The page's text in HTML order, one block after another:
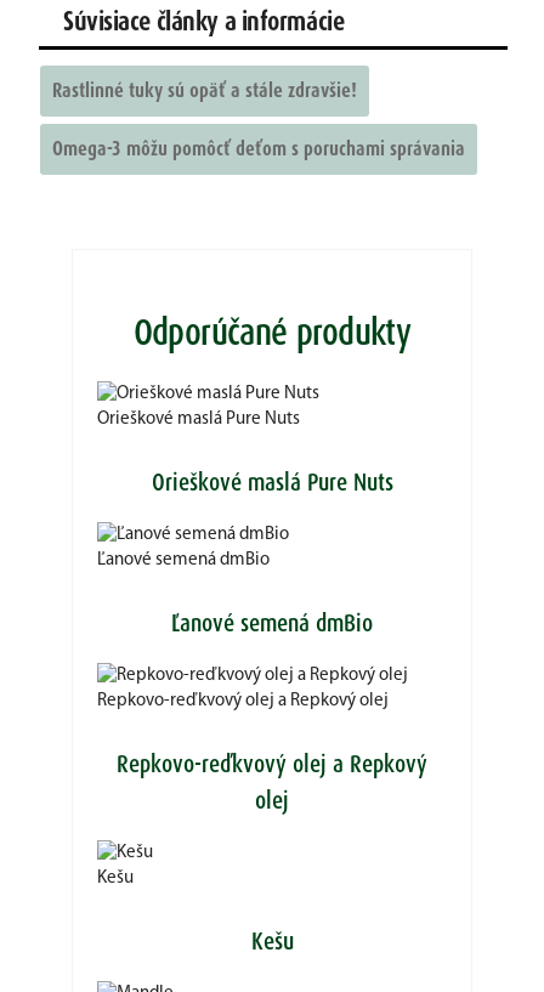
Súvisiace články a informácie
Rastlinné tuky sú opäť a stále zdravšie!
Omega-3 môžu pomôcť deťom s poruchami správania
Odporúčané produkty
Orieškové maslá Pure Nuts
Orieškové maslá Pure Nuts
Ľanové semená dmBio
Ľanové semená dmBio
Repkovo-reďkvový olej a Repkový olej
Repkovo-reďkvový olej a Repkový
olej
Kešu
Kešu